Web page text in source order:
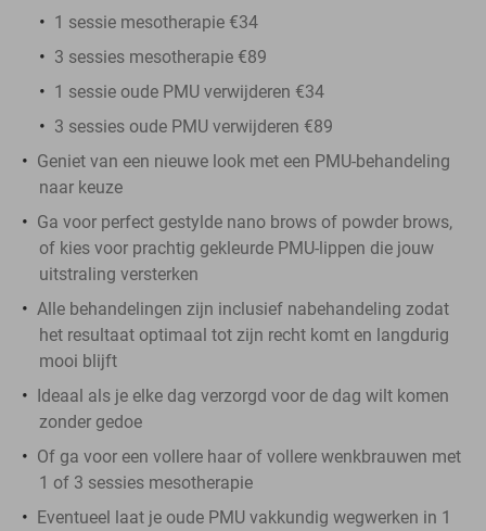
1 sessie mesotherapie €34
3 sessies mesotherapie €89
1 sessie oude PMU verwijderen €34
3 sessies oude PMU verwijderen €89
Geniet van een nieuwe look met een PMU-behandeling
naar keuze
Ga voor perfect gestylde nano brows of powder brows,
of kies voor prachtig gekleurde PMU-lippen die jouw
uitstraling versterken
Alle behandelingen zijn inclusief nabehandeling zodat
het resultaat optimaal tot zijn recht komt en langdurig
mooi blijft
Ideaal als je elke dag verzorgd voor de dag wilt komen
zonder gedoe
Of ga voor een vollere haar of vollere wenkbrauwen met
1 of 3 sessies mesotherapie
Eventueel laat je oude PMU vakkundig wegwerken in 1